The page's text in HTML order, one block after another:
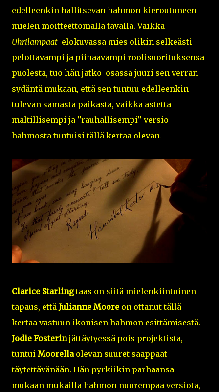
edelleenkin hallitsevan hahmon kieroutuneen
mielen moitteettomalla tavalla. Vaikka
Uhrilampaat-elokuvassa mies olikin selkeästi
pelottavampi ja piinaavampi roolisuorituksensa
puolesta, tuo hän jatko-osassa juuri sen verran
sydäntä mukaan, että sen tuntuu edelleenkin
tulevan samasta paikasta, vaikka astetta
maltillisempi ja ''rauhallisempi'' versio
hahmosta tuntuisi tällä kertaa olevan.
Clarice Starlingtaas on siitä mielenkiintoinen
tapaus, että Julianne Moore on ottanut tällä
kertaa vastuun ikonisen hahmon esittämisestä.
Jodie Fosterinjättäytyessä pois projektista,
tuntui Moorellaolevan suuret saappaat
täytettävänään. Hän pyrkiikin parhaansa
mukaan mukailla hahmon nuorempaa versiota,